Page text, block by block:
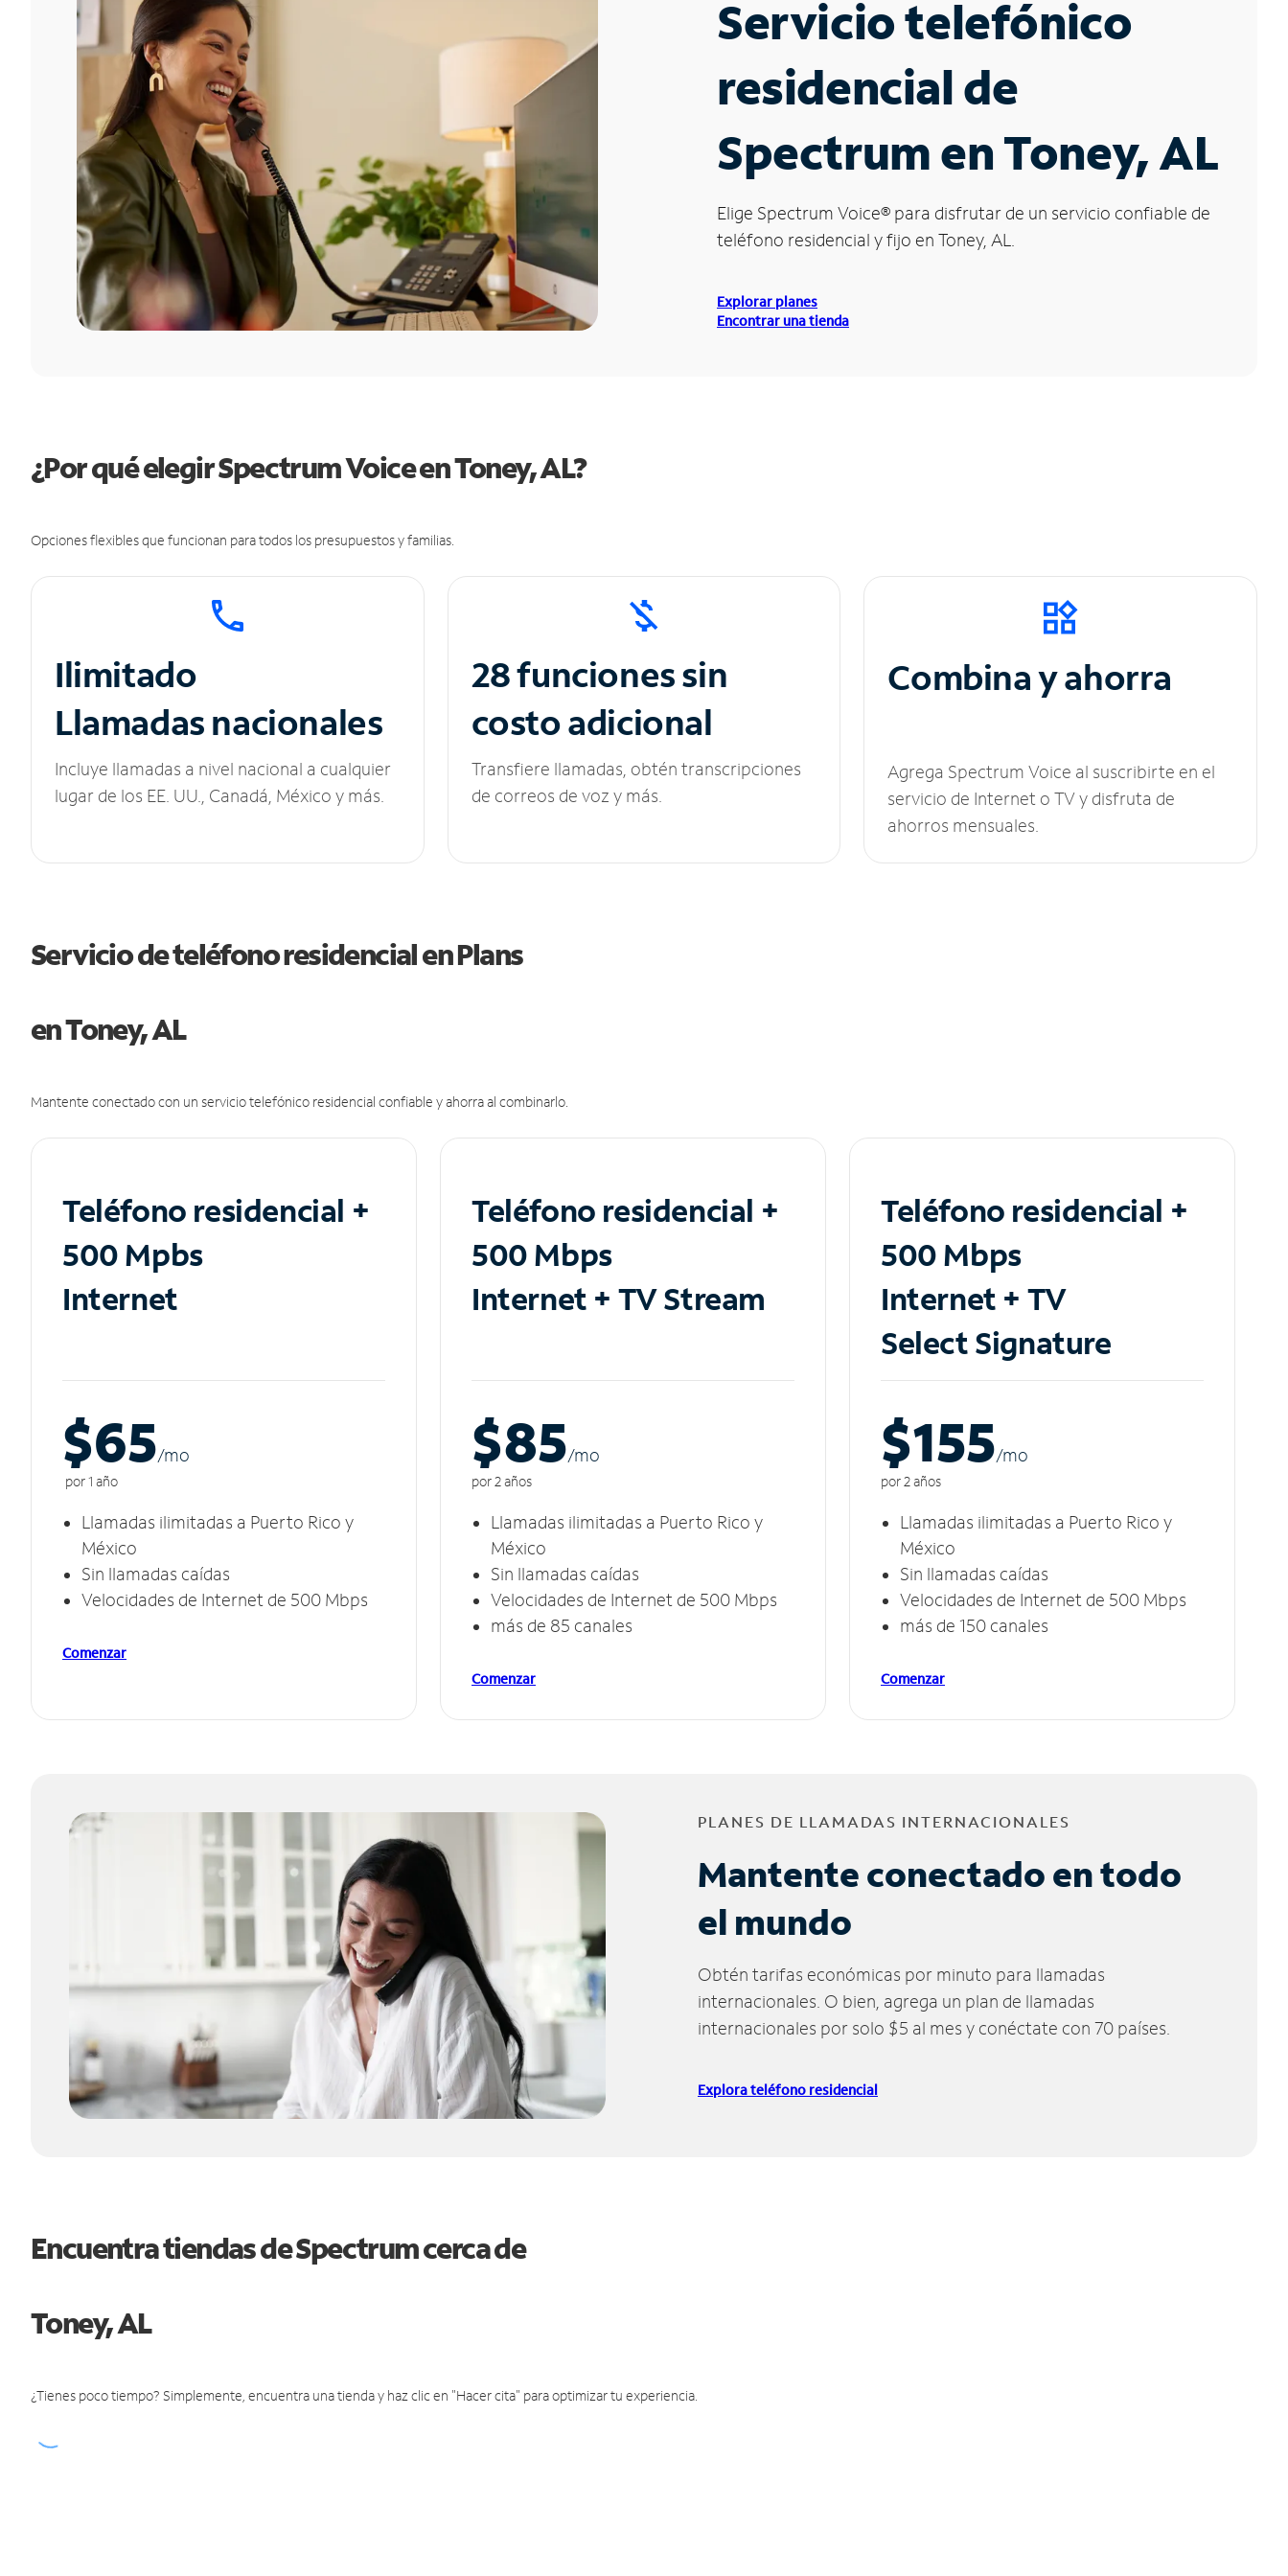
Servicio telefónico
residencial de
Spectrum en Toney, AL
Elige Spectrum Voice® para disfrutar de un servicio confiable de
teléfono residencial y fijo en Toney, AL.
Explorar planes
Encontrar una tienda
¿Por qué elegir Spectrum Voice en Toney, AL?
Opciones flexibles que funcionan para todos los presupuestos y familias.
Ilimitado
Llamadas nacionales
Incluye llamadas a nivel nacional a cualquier
lugar de los EE. UU., Canadá, México y más.
28 funciones sin
costo adicional
Transfiere llamadas, obtén transcripciones
de correos de voz y más.
Combina y ahorra
Agrega Spectrum Voice al suscribirte en el
servicio de Internet o TV y disfruta de
ahorros mensuales.
Servicio de teléfono residencial en Plans
en Toney, AL
Mantente conectado con un servicio telefónico residencial confiable y ahorra al combinarlo.
Teléfono residencial +
500 Mpbs
Internet
$65/mo
por 1 año
Llamadas ilimitadas a Puerto Rico y
México
Sin llamadas caídas
Velocidades de Internet de 500 Mbps
Comenzar
Teléfono residencial +
500 Mbps
Internet + TV Stream
$85/mo
por 2 años
Llamadas ilimitadas a Puerto Rico y
México
Sin llamadas caídas
Velocidades de Internet de 500 Mbps
más de 85 canales
Comenzar
Teléfono residencial +
500 Mbps
Internet + TV
Select Signature
$155/mo
por 2 años
Llamadas ilimitadas a Puerto Rico y
México
Sin llamadas caídas
Velocidades de Internet de 500 Mbps
más de 150 canales
Comenzar
PLANES DE LLAMADAS INTERNACIONALES
Mantente conectado en todo
el mundo
Obtén tarifas económicas por minuto para llamadas
internacionales. O bien, agrega un plan de llamadas
internacionales por solo $5 al mes y conéctate con 70 países.
Explora teléfono residencial
Encuentra tiendas de Spectrum cerca de
Toney, AL
¿Tienes poco tiempo? Simplemente, encuentra una tienda y haz clic en "Hacer cita" para optimizar tu experiencia.